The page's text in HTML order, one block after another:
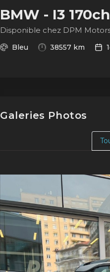
BMW - I3 170ch
Disponible chez DPM
Bleu 38557 km
Galeries Photos